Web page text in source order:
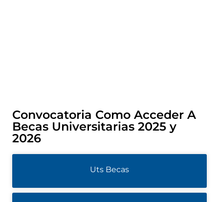
Convocatoria Como Acceder A
Becas Universitarias 2025 y
2026
Uts Becas